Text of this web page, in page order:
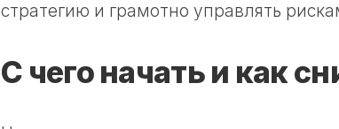
стратегию и грамотно управлять
С чего начать и как